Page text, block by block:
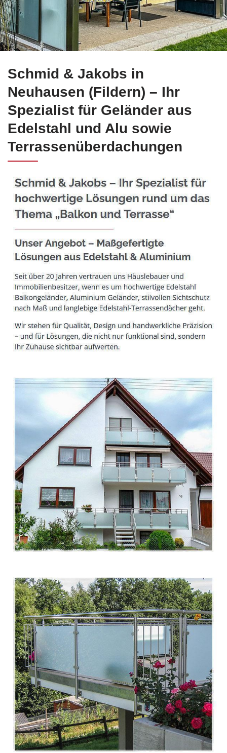
Alles Wichtige über Edelstahl Balkongeländer in
Schmid & Jakobs in
Neuhausen (Fildern) – Ihr
Spezialist für Geländer aus
Edelstahl und Alu sowie
Terrassenüberdachungen